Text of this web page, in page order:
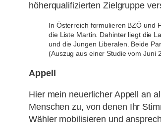
höherqualifizierten Zielgruppe
In Österreich formulieren BZÖ und
die Liste Martin. Dahinter liegt die
und die Jungen Liberalen. Beide
(Auszug aus einer Studie vom Juni
Appell
Hier mein neuerlicher Appell an
Menschen zu, von denen Ihr
Wähler mobilisieren und